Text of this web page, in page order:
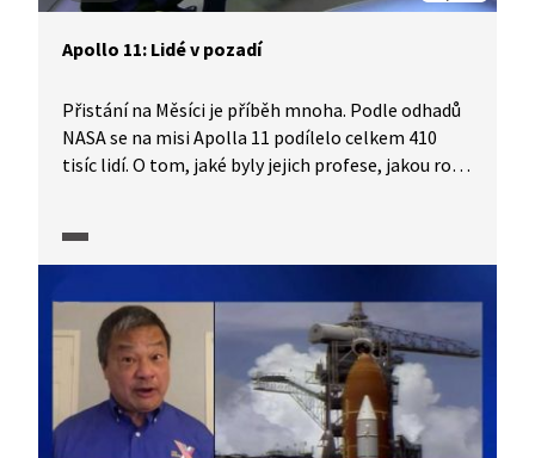
Apollo 11: Lidé v pozadí
Přistání na Měsíci je příběh mnoha. Podle odhadů
NASA se na misi Apolla 11 podílelo celkem 410
tisíc lidí. O tom, jaké byly jejich profese, jakou roli
Daniel Stach z vědecké redakce ČT. Vedle
švadlen a jiných jsou zmíněna i jména německého
konstruktéra Wernhera von Brauna a oceňované
americké matematičky Katherine Johnson. Tým
v pozadí tvořili především mladí lidé, schopní
myslet „jinak“. Pořad je součástí série, kterou ČT
připravila k 50. výročí přistání na Měsíci.